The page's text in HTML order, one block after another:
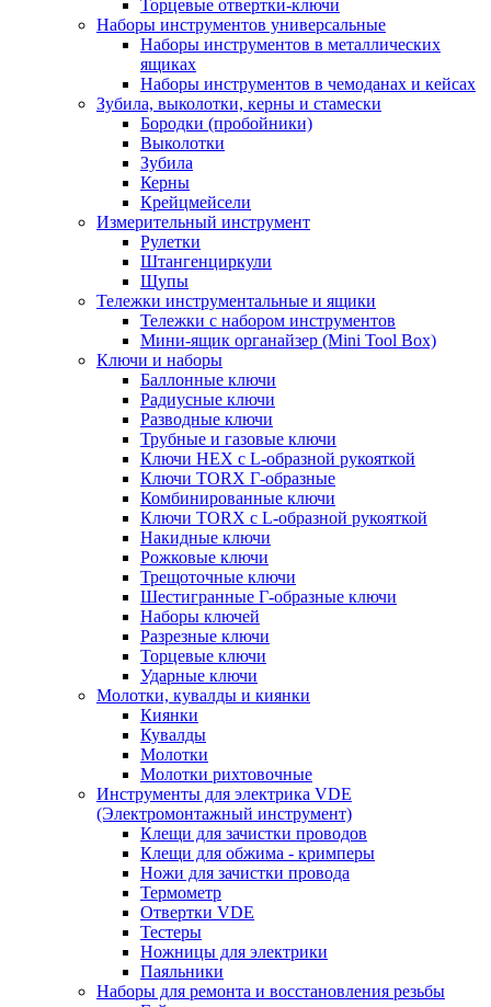
Торцевые отвертки-ключи
Наборы инструментов универсальные
Наборы инструментов в металлических
ящиках
Наборы инструментов в чемоданах и кейсах
Зубила, выколотки, керны и стамески
Бородки (пробойники)
Выколотки
Зубила
Керны
Крейцмейсели
Измерительный инструмент
Рулетки
Штангенциркули
Щупы
Тележки инструментальные и ящики
Тележки с набором инструментов
Мини-ящик органайзер (Mini Tool Box)
Ключи и наборы
Баллонные ключи
Радиусные ключи
Разводные ключи
Трубные и газовые ключи
Ключи HEX с L-образной рукояткой
Ключи TORX Г-образные
Комбинированные ключи
Ключи TORX с L-образной рукояткой
Накидные ключи
Рожковые ключи
Трещоточные ключи
Шестигранные Г-образные ключи
Наборы ключей
Разрезные ключи
Торцевые ключи
Ударные ключи
Молотки, кувалды и киянки
Киянки
Кувалды
Молотки
Молотки рихтовочные
Инструменты для электрика VDE
(Электромонтажный инструмент)
Клещи для зачистки проводов
Клещи для обжима - кримперы
Ножи для зачистки провода
Термометр
Отвертки VDE
Тестеры
Ножницы для электрики
Паяльники
Наборы для ремонта и восстановления резьбы